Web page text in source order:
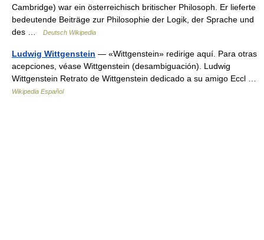
Cambridge) war ein österreichisch britischer Philosoph. Er lieferte
bedeutende Beiträge zur Philosophie der Logik, der Sprache und
des …
Deutsch Wikipedia
Ludwig Wittgenstein — «Wittgenstein» redirige aquí. Para otras
acepciones, véase Wittgenstein (desambiguación). Ludwig
Wittgenstein Retrato de Wittgenstein dedicado a su amigo Eccl …
Wikipedia Español